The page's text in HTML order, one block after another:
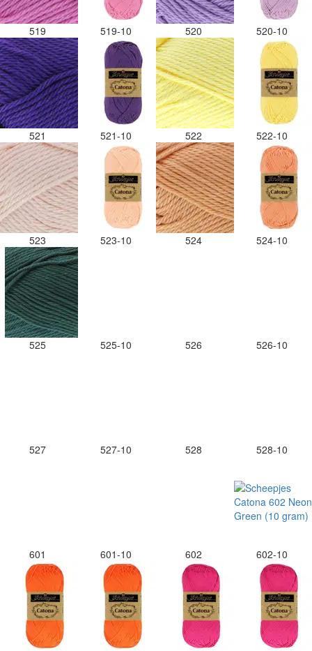
519 519-10 520 520-10
521 521-10 522 522-10
523 523-10 524 524-10
525 525-10 526 526-10
527 527-10 528 528-10
601 601-10 602 602-10